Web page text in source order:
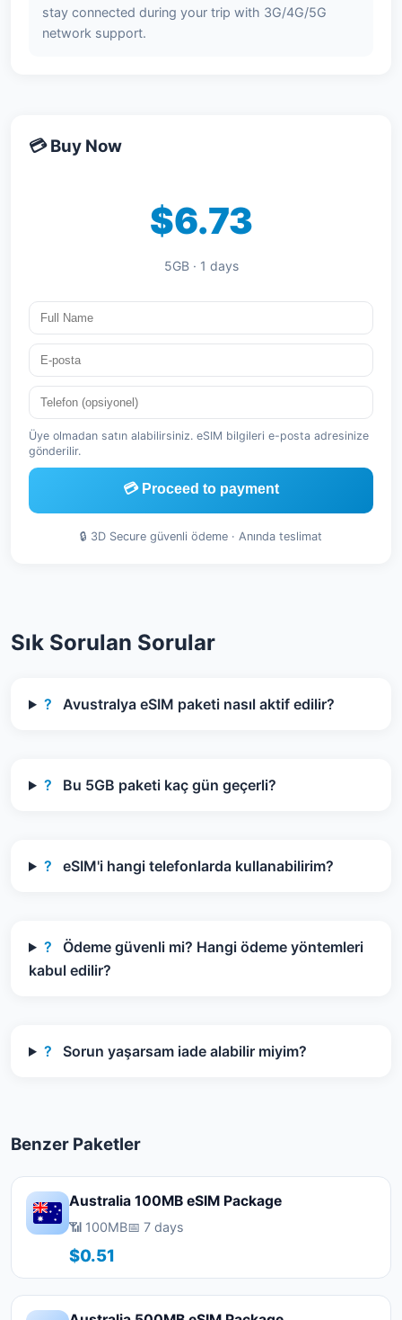
stay connected during your trip with 3G/4G/5G
network support.
💳 Buy Now
$6.73
5GB · 1 days
Üye olmadan satın alabilirsiniz. eSIM bilgileri e-posta adresinize
gönderilir.
💳 Proceed to payment
🔒 3D Secure güvenli ödeme · Anında teslimat
Sık Sorulan Sorular
? Avustralya eSIM paketi nasıl aktif edilir?
? Bu 5GB paketi kaç gün geçerli?
? eSIM'i hangi telefonlarda kullanabilirim?
?
Ödeme güvenli mi? Hangi ödeme yöntemleri
kabul edilir?
? Sorun yaşarsam iade alabilir miyim?
Benzer Paketler
Australia 100MB eSIM Package
📶 100MB📅 7 days
$0.51